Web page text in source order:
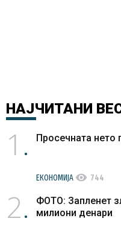
НАЈЧИТАНИ
1 Просечната нето
ЕКОНОМИЈА visibility 744
2
ФОТО: Запленет
милиони денари